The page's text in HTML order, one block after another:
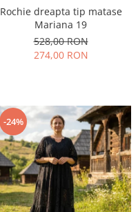
Rochie dreapta tip matase
Mariana 19
528,00 RON
274,00 RON
-24%